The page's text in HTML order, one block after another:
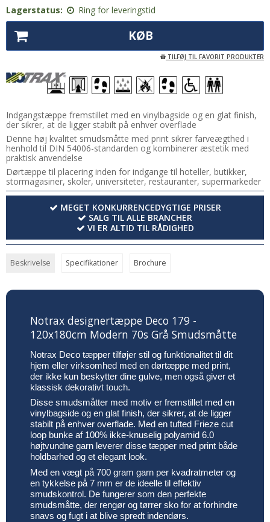
Lagerstatus:
Ring for leveringstid
KØB
TILFØJ TIL FAVORIT PRODUKTER
Indgangstæppe fremstillet med en vinylbagside og en glat finish,
der sikrer, at de ligger stabilt på enhver overflade
Denne høj kvalitet smudsmåtte med print sikrer farveægthed i
henhold til DIN 54006-standarden og kombinerer æstetik med
praktisk anvendelse
Dørtæppe til placering inden for indgange til hoteller, butikker,
stormagasiner, skoler, universiteter, restauranter, supermarkeder
MEGET KONKURRENCEDYGTIGE PRISER
SALG TIL ALLE BRANCHER
VI ER ALTID TIL RÅDIGHED
Beskrivelse Specifikationer Brochure
Notrax designertæppe Deco 179 -
120x180cm Modern 70s Grå Smudsmåtte
Notrax Deco tæpper tilføjer stil og funktionalitet til dit
hjem eller virksomhed med en dørtæppe med print,
der ikke kun beskytter dine gulve, men også giver et
klassisk dekorativt touch.
Disse smudsmåtter med motiv er fremstillet med en
vinylbagside og en glat finish, der sikrer, at de ligger
stabilt på enhver overflade. Med en tufted Frieze cut
loop bunke af 100% ikke-knuselig polyamid 6.0
højtvundne garn leverer disse tæpper med print både
holdbarhed og et elegant look.
Med en vægt på 700 gram garn per kvadratmeter og
en tykkelse på 7 mm er de ideelle til effektiv
smudskontrol. De fungerer som den perfekte
smudsmåtte, der rengør og tørrer sko for at forhindre
snavs og fugt i at blive spredt indendørs.